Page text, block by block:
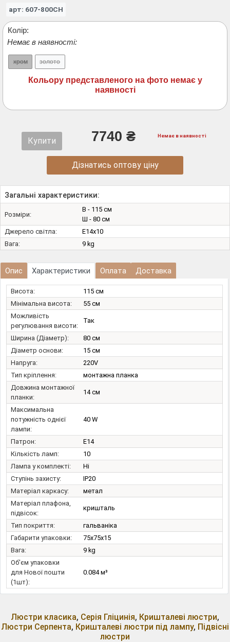
арт: 607-800CH
Колір:
Немає в наявності:
хром золото
Кольору представленого на фото немає у
наявності
Купити 7740 ₴ Немає в наявності
Дізнатись оптову ціну
Загальні характеристики:
Розміри:
В - 115 см
Ш - 80 см
Джерело світла:
E14х10
Вага:
9 kg
Опис Характеристики Оплата Доставка
Висота:
115 см
Мінімальна висота:
55 см
Можливість
регулювання висоти:
Так
Ширина (Діаметр):
80 см
Діаметр основи:
15 см
Напруга:
220V
Тип кріплення:
монтажна планка
Довжина монтажної
планки:
14 см
Максимальна
потужність однієї
лампи:
40 W
Патрон:
E14
Кількість ламп:
10
Лампа у комплекті:
Ні
Ступінь захисту:
IP20
Матеріал каркасу:
метал
Матеріал плафона,
підвісок:
кришталь
Тип покриття:
гальваніка
Габарити упаковки:
75x75x15
Вага:
9 kg
Об'єм упаковки
для Нової пошти
(1шт):
0.084 м³
Люстри класика, Серія Гліцинія, Кришталеві люстри,
Люстри Серпента, Кришталеві люстри під лампу, Підвісні
люстри